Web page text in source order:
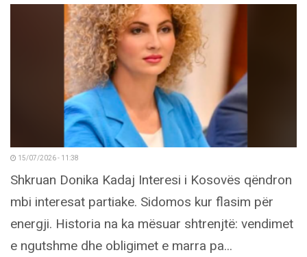
15/07/2026 - 11:38
Shkruan Donika Kadaj Interesi i Kosovës qëndron
mbi interesat partiake. Sidomos kur flasim për
energji. Historia na ka mësuar shtrenjtë: vendimet
e ngutshme dhe obligimet e marra pa...